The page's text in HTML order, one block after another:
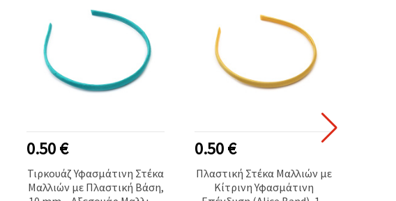
0.50 €
Τιρκουάζ Υφασμάτινη Στέκα
Μαλλιών με Πλαστική Βάση,
0.50 €
Πλαστική Στέκα Μαλλιών με
Κίτρινη Υφασμάτινη